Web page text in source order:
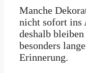
Manche
nicht sofort ins
deshalb
besonders
Erinnerung.